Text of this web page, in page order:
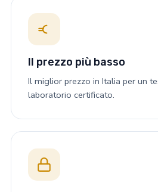
Il prezzo più basso
Il miglior prezzo in Italia per un
laboratorio certificato.